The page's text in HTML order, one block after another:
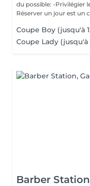
du possible: -Privilégier
Réserver un jour est un
Coupe Boy (jusqu'à
Coupe Lady (jusqu'à
Barber Station